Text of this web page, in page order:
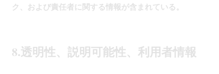
ク、および責任者に関する情報が含まれている。
8.透明性、説明可能性、利用者情報